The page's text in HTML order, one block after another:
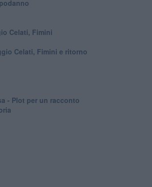
Celati, Fimini
Celati, Fimini e ritorno
- Plot per un racconto